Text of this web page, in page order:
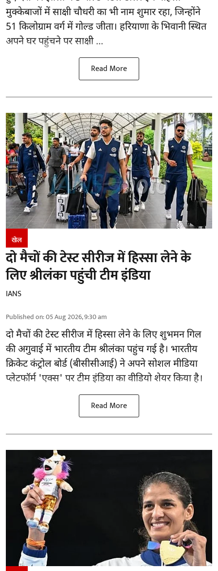
मुक्केबाजों में साक्षी चौधरी का भी नाम शुमार रहा, जिन्होंने
51 किलोग्राम वर्ग में गोल्ड जीता। हरियाणा के भिवानी स्थित
अपने घर पहुंचने पर साक्षी ...
Read More
खेल
दो मैचों की टेस्ट सीरीज में हिस्सा लेने के
लिए श्रीलंका पहुंची टीम इंडिया
IANS
Published on:05 Aug 2026, 9:30 am
दो मैचों की टेस्ट सीरीज में हिस्सा लेने के लिए शुभमन गिल
की अगुवाई में भारतीय टीम श्रीलंका पहुंच गई है। भारतीय
क्रिकेट कंट्रोल बोर्ड (बीसीसीआई) ने अपने सोशल मीडिया
प्लेटफॉर्म 'एक्स' पर टीम इंडिया का वीडियो शेयर किया है।
Read More